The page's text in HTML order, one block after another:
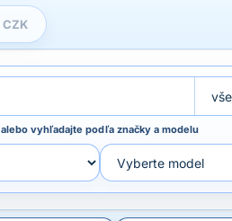
CZK
alebo vyhľadajte podľa značky a modelu